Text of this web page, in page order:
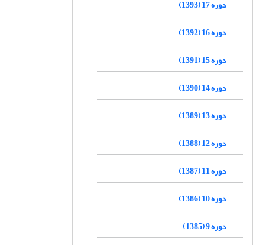
دوره 17 (1393)
دوره 16 (1392)
دوره 15 (1391)
دوره 14 (1390)
دوره 13 (1389)
دوره 12 (1388)
دوره 11 (1387)
دوره 10 (1386)
دوره 9 (1385)